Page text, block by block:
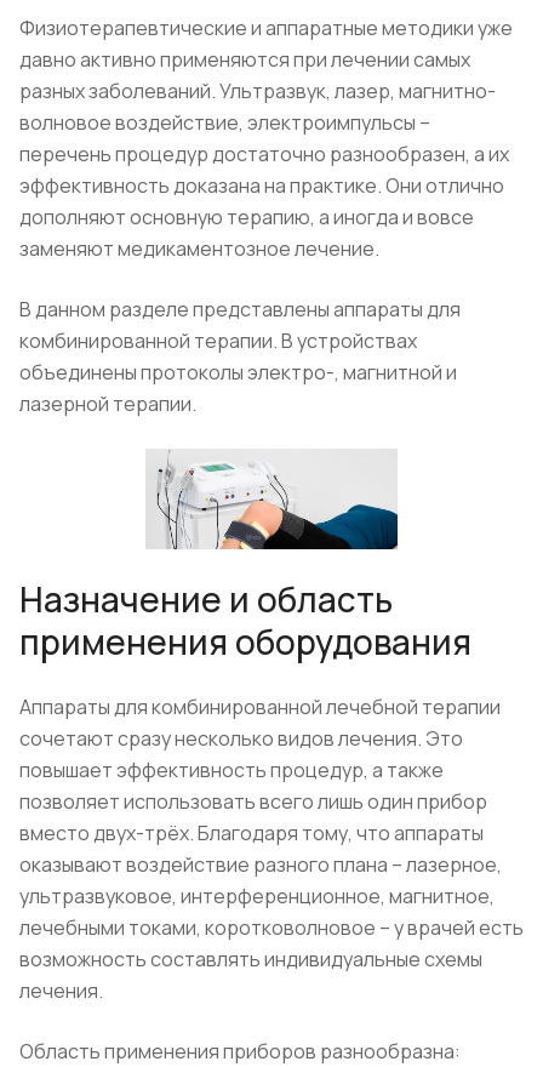
Физиотерапевтические и аппаратные методики уже
давно активно применяются при лечении самых
разных заболеваний. Ультразвук, лазер, магнитно-
волновое воздействие, электроимпульсы –
перечень процедур достаточно разнообразен, а их
эффективность доказана на практике. Они отлично
дополняют основную терапию, а иногда и вовсе
заменяют медикаментозное лечение.
В данном разделе представлены аппараты для
комбинированной терапии. В устройствах
объединены протоколы электро-, магнитной и
лазерной терапии.
Назначение и область
применения оборудования
Аппараты для комбинированной лечебной терапии
сочетают сразу несколько видов лечения. Это
повышает эффективность процедур, а также
позволяет использовать всего лишь один прибор
вместо двух-трёх. Благодаря тому, что аппараты
оказывают воздействие разного плана – лазерное,
ультразвуковое, интерференционное, магнитное,
лечебными токами, коротковолновое – у врачей есть
возможность составлять индивидуальные схемы
лечения.
Область применения приборов разнообразна: